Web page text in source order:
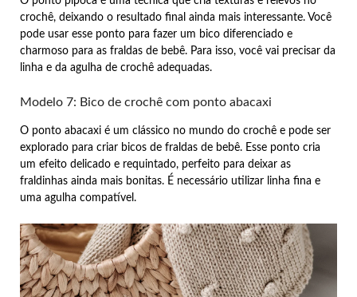
crochê, deixando o resultado final ainda mais interessante. Você
pode usar esse ponto para fazer um bico diferenciado e
charmoso para as fraldas de bebê. Para isso, você vai precisar da
linha e da agulha de crochê adequadas.
Modelo 7: Bico de crochê com ponto abacaxi
O ponto abacaxi é um clássico no mundo do crochê e pode ser
explorado para criar bicos de fraldas de bebê. Esse ponto cria
um efeito delicado e requintado, perfeito para deixar as
fraldinhas ainda mais bonitas. É necessário utilizar linha fina e
uma agulha compatível.